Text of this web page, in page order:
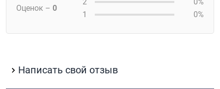
Оценок – 0
1
0%
Написать свой отзыв